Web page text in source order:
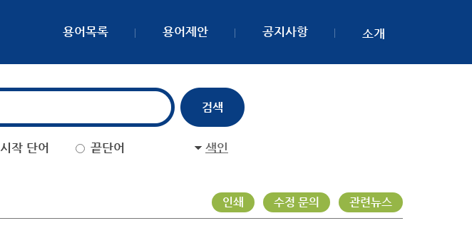
용어목록 용어제안 공지사항 소개
시작 단어 끝단어 색인
인쇄 수정 문의 관련뉴스